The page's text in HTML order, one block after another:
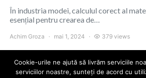
În industria modei, calculul corect al
esențial pentru crearea de…
Achim Groza mai 1, 2024 379 views
Cookie-urile ne ajută să livrăm serviciile
serviciilor noastre, sunteți de acord cu